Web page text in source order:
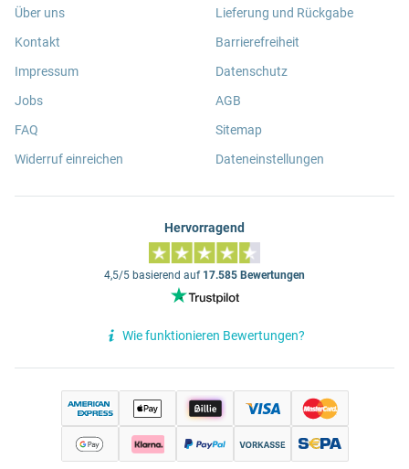
Über uns
Kontakt
Impressum
Jobs
FAQ
Widerruf einreichen
Lieferung und Rückgabe
Barrierefreiheit
Datenschutz
AGB
Sitemap
Dateneinstellungen
Hervorragend
4,5/5 basierend auf 17.585 Bewertungen
Wie funktionieren Bewertungen?